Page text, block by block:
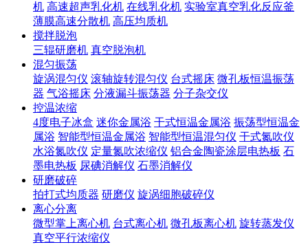
机 高速超声乳化机 在线乳化机 实验室真空乳化反应釜
薄膜高速分散机 高压均质机
搅拌脱泡
三辊研磨机 真空脱泡机
混匀振荡
旋涡混匀仪 滚轴旋转混匀仪 台式摇床 微孔板恒温振荡
器 气浴摇床 分液漏斗振荡器 分子杂交仪
控温浓缩
4度电子冰盒 迷你金属浴 干式恒温金属浴 振荡型恒温金
属浴 智能型恒温金属浴 智能型恒温混匀仪 干式氮吹仪
水浴氮吹仪 定量氮吹浓缩仪 铝合金陶瓷涂层电热板 石
墨电热板 尿碘消解仪 石墨消解仪
研磨破碎
拍打式均质器 研磨仪 旋涡细胞破碎仪
离心分离
微型掌上离心机 台式离心机 微孔板离心机 旋转蒸发仪
真空平行浓缩仪